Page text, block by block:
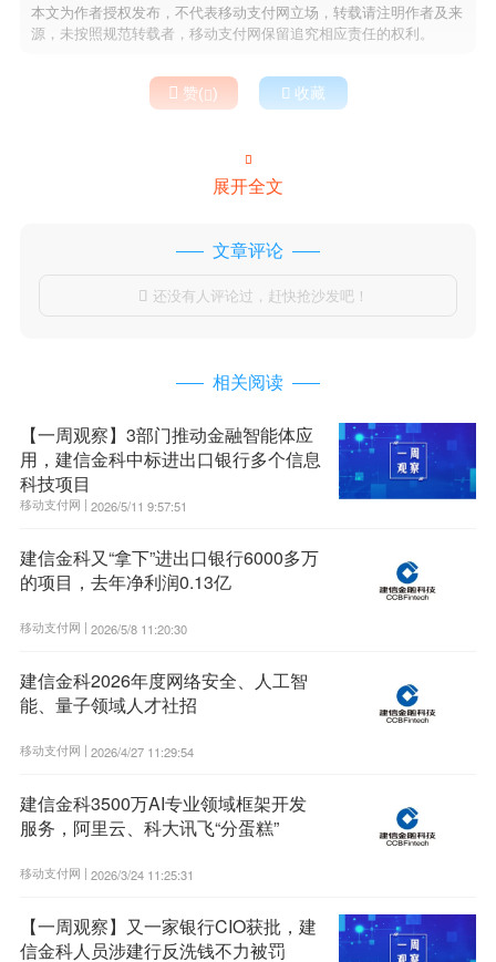
本文为作者授权发布，不代表移动支付网立场，转载请注明作者及来
源，未按照规范转载者，移动支付网保留追究相应责任的权利。
 赞()  收藏

展开全文
文章评论
 还没有人评论过，赶快抢沙发吧！
相关阅读
【一周观察】3部门推动金融智能体应
用，建信金科中标进出口银行多个信息
科技项目
移动支付网 | 2026/5/11 9:57:51
建信金科又“拿下”进出口银行6000多万
的项目，去年净利润0.13亿
移动支付网 | 2026/5/8 11:20:30
建信金科2026年度网络安全、人工智
能、量子领域人才社招
移动支付网 | 2026/4/27 11:29:54
建信金科3500万AI专业领域框架开发
服务，阿里云、科大讯飞“分蛋糕”
移动支付网 | 2026/3/24 11:25:31
【一周观察】又一家银行CIO获批，建
信金科人员涉建行反洗钱不力被罚